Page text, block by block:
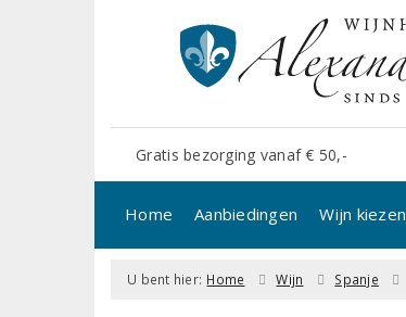
Gratis bezorging vanaf € 50,-
Home Aanbiedingen Wijn kiezen
U bent hier: Home Wijn Spanje